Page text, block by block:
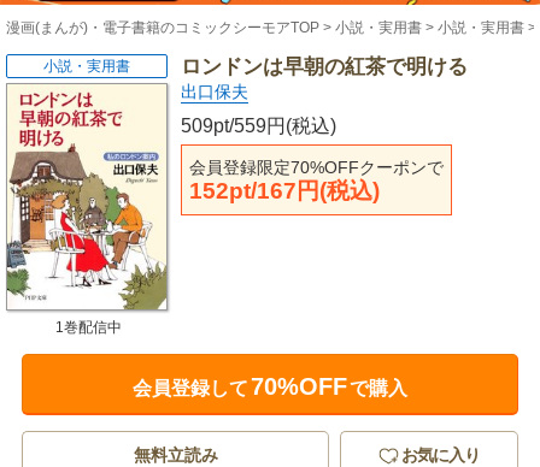
漫画(まんが)・電子書籍のコミックシーモアTOP 小説・実用書 小説・実用書
ロンドンは早朝の紅茶で明ける
出口保夫
509pt/559円(税込)
会員登録限定70%OFFクーポンで
152pt/167円(税込)
小説・実用書
1巻配信中
会員登録して70%OFFで購入
無料立読み お気に入り